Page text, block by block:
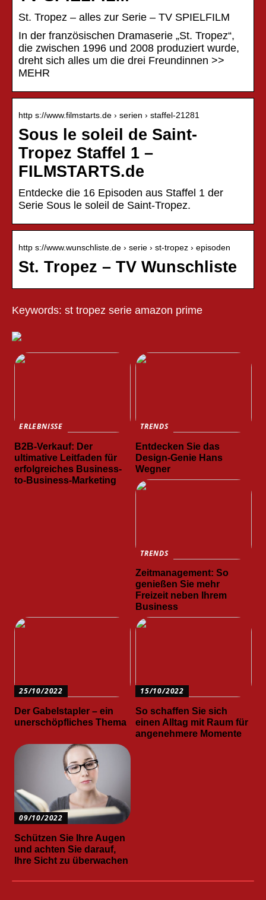
St. Tropez – alles zur Serie – TV SPIELFILM
In der französischen Dramaserie „St. Tropez“,
die zwischen 1996 und 2008 produziert wurde,
dreht sich alles um die drei Freundinnen >>
MEHR
http s://www.filmstarts.de › serien › staffel-21281
Sous le soleil de Saint-
Tropez Staffel 1 –
FILMSTARTS.de
Entdecke die 16 Episoden aus Staffel 1 der
Serie Sous le soleil de Saint-Tropez.
http s://www.wunschliste.de › serie › st-tropez › episoden
St. Tropez – TV Wunschliste
Keywords: st tropez serie amazon prime
ERLEBNISSE
B2B-Verkauf: Der
ultimative Leitfaden für
erfolgreiches Business-
to-Business-Marketing
TRENDS
Entdecken Sie das
Design-Genie Hans
Wegner
TRENDS
Zeitmanagement: So
genießen Sie mehr
Freizeit neben Ihrem
Business
25/10/2022
Der Gabelstapler – ein
unerschöpfliches Thema
15/10/2022
So schaffen Sie sich
einen Alltag mit Raum für
angenehmere Momente
09/10/2022
Schützen Sie Ihre Augen
und achten Sie darauf,
Ihre Sicht zu überwachen